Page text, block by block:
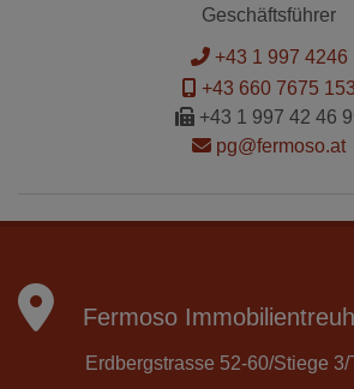
Geschäftsführer
+43 1 997 4246
+43 660 7675 153
+43 1 997 42 46
pg@fermoso.at
Fermoso
Erdbergstrasse 52-60/Stiege 3/